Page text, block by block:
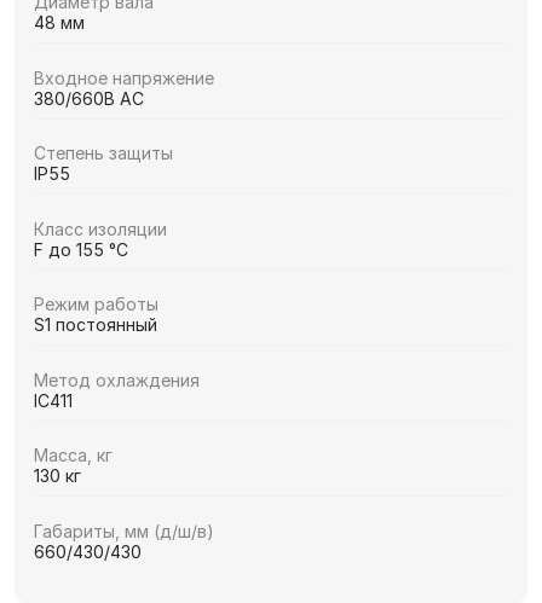
48 мм
Входное напряжение
380/660В AC
Степень защиты
IP55
Класс изоляции
F до 155 °C
Режим работы
S1 постоянный
Метод охлаждения
IC411
Масса, кг
130 кг
Габариты, мм (д/ш/в)
660/430/430